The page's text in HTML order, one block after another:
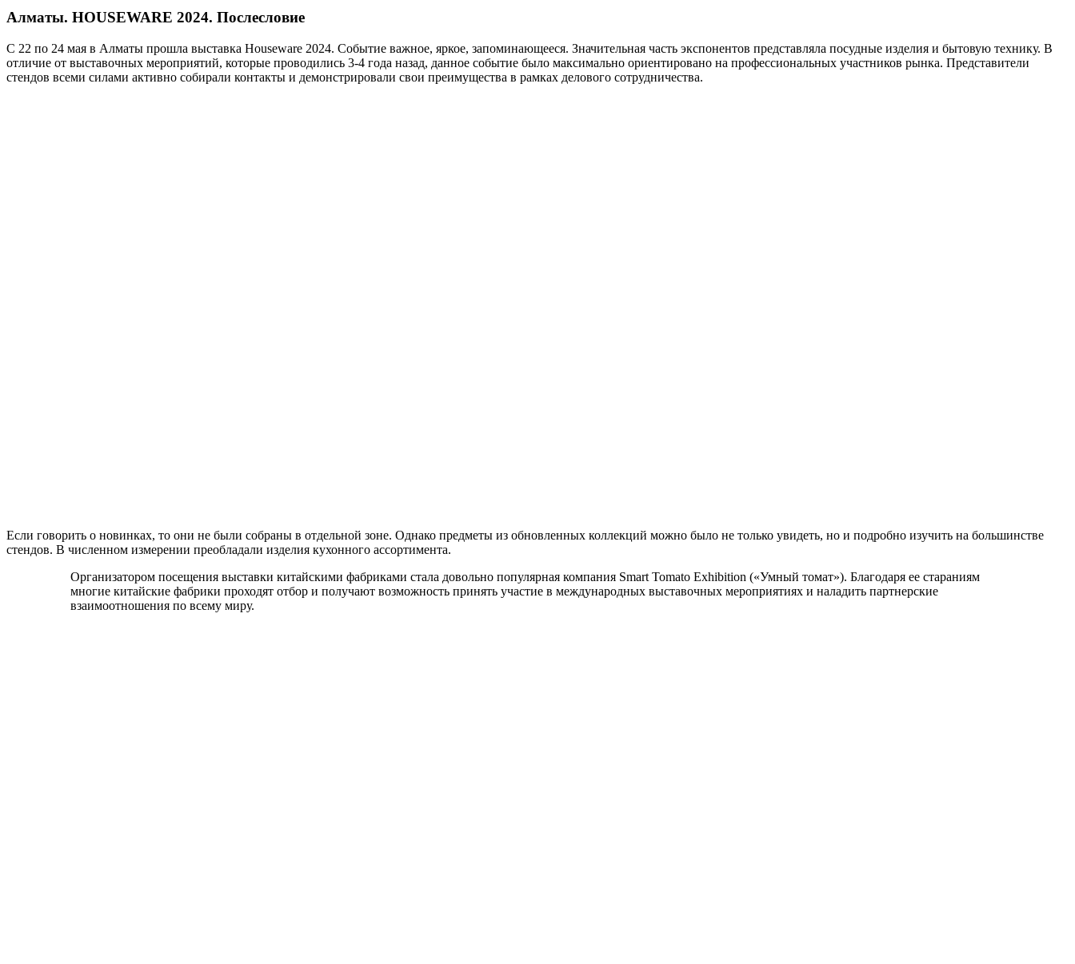
Алматы. HOUSEWARE 2024. Послесловие
С 22 по 24 мая в Алматы прошла выставка Houseware 2024. Событие важное, яркое, запоминающееся. Значительная часть экспонентов представляла посудные изделия и бытовую технику. В
отличие от выставочных мероприятий, которые проводились 3-4 года назад, данное событие было максимально ориентировано на профессиональных участников рынка. Представители
стендов всеми силами активно собирали контакты и демонстрировали свои преимущества в рамках делового сотрудничества.
Если говорить о новинках, то они не были собраны в отдельной зоне. Однако предметы из обновленных коллекций можно было не только увидеть, но и подробно изучить на большинстве
стендов. В численном измерении преобладали изделия кухонного ассортимента.
Организатором посещения выставки китайскими фабриками стала довольно популярная компания Smart Tomato Exhibition («Умный томат»). Благодаря ее стараниям
многие китайские фабрики проходят отбор и получают возможность принять участие в международных выставочных мероприятиях и наладить партнерские
взаимоотношения по всему миру.